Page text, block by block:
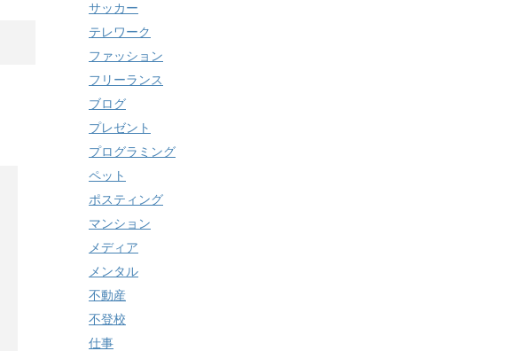
サッカー
テレワーク
ファッション
フリーランス
ブログ
プレゼント
プログラミング
ペット
ポスティング
マンション
メディア
メンタル
不動産
不登校
仕事